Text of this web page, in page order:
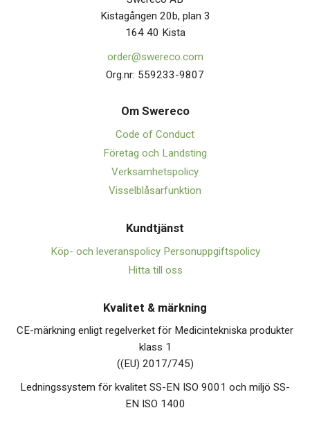
Kistagången 20b, plan 3
164 40 Kista
order@swereco.com
Org.nr: 559233-9807
Om Swereco
Code of Conduct
Företag och Landsting
Verksamhetspolicy
Visselblåsarfunktion
Kundtjänst
Köp- och leveranspolicy Personuppgiftspolicy
Hitta till oss
Kvalitet & märkning
CE-märkning enligt regelverket för Medicintekniska produkter
klass 1
((EU) 2017/745)
Ledningssystem för kvalitet SS-EN ISO 9001 och miljö SS-
EN ISO 1400